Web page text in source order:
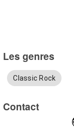
Les genres
Classic Rock
Contact